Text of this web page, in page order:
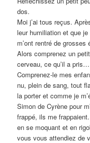
dos.
Moi j’ai tous reçus.
leur humiliation et que
m’ont rentré de
Alors comprenez un
cerveau, ce qu’il a pris…
Comprenez-le mes
nu, plein de sang, tout
la porter et comme je
Simon de Cyrène pour
frappé, ils me
en se moquant et en
vous vous attendiez de